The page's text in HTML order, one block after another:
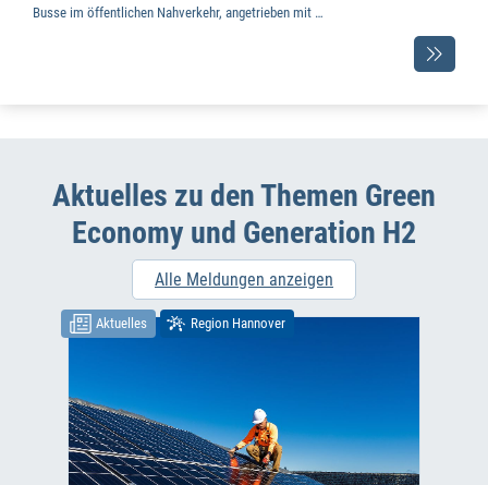
Busse im öffentlichen Nahverkehr, angetrieben mit …
Aktuelles zu den Themen Green
Economy und Generation H2
Alle Meldungen anzeigen
Aktuelles Region Hannover